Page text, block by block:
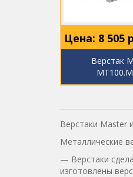
Цена: 8 505
Верстак
Верстаки Master
Металлические
— Верстаки
изготовлены